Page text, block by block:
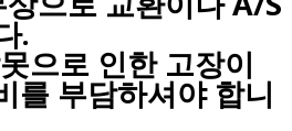
.
으로 인한 고장이
를 부담하셔야 합니